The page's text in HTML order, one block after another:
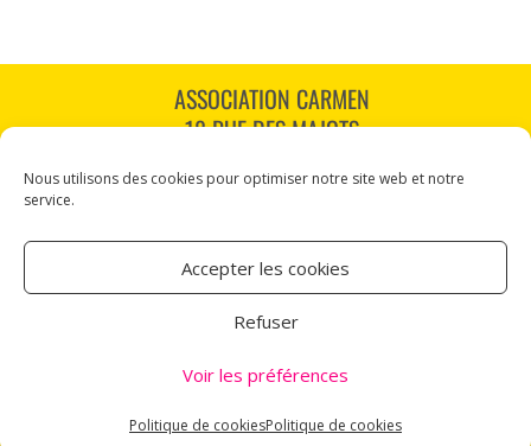
Nous utilisons des cookies pour optimiser notre site web et notre
service.
Accepter les cookies
Refuser
Voir les préférences
Politique de cookiesPolitique de cookies
ASSOCIATION CARMEN
18 RUE DES MAJOTS
TÉL : 03 60 12 34 10
NOUS SUIVRE
Mentions légales